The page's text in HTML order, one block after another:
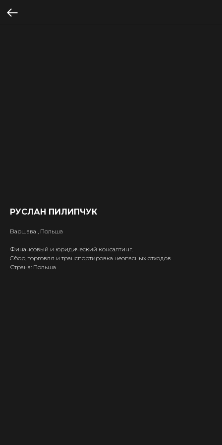
РУСЛАН ПИЛИПЧУК
Варшава , Польша
Финансовый и юридический консалтинг.
Cбор, торговля и транспортировка неопасных отходов.
Страна: Польша